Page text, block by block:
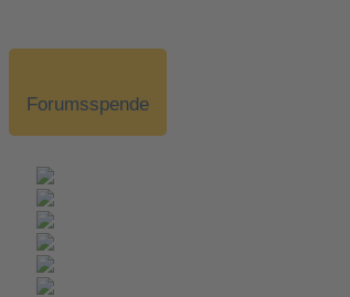
Forumsspende